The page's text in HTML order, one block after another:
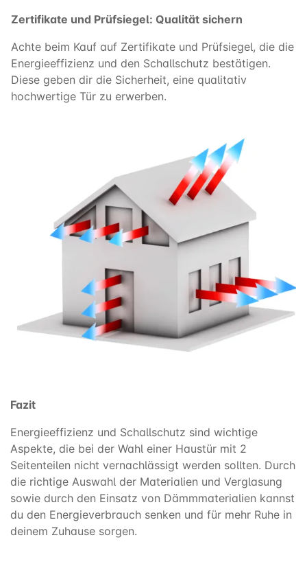
Zertifikate und Prüfsiegel: Qualität sichern
Achte beim Kauf auf Zertifikate und Prüfsiegel, die die
Energieeffizienz und den Schallschutz bestätigen.
Diese geben dir die Sicherheit, eine qualitativ
hochwertige Tür zu erwerben.
Fazit
Energieeffizienz und Schallschutz sind wichtige
Aspekte, die bei der Wahl einer Haustür mit 2
Seitenteilen nicht vernachlässigt werden sollten. Durch
die richtige Auswahl der Materialien und Verglasung
sowie durch den Einsatz von Dämmmaterialien kannst
du den Energieverbrauch senken und für mehr Ruhe in
deinem Zuhause sorgen.